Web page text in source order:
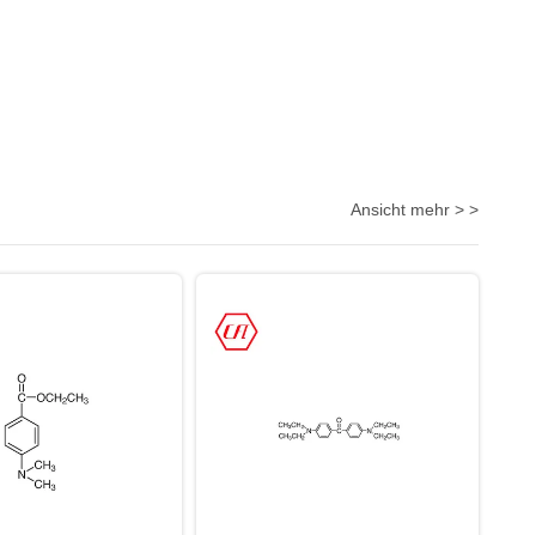
Ansicht mehr > >